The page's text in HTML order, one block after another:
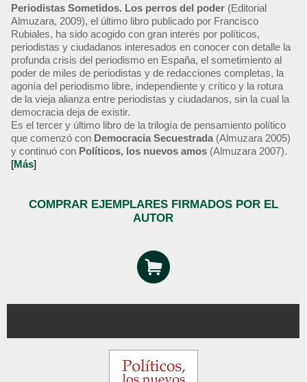
Periodistas Sometidos. Los perros del poder (Editorial
Almuzara, 2009), el último libro publicado por Francisco
Rubiales, ha sido acogido con gran interés por políticos,
periodistas y ciudadanos interesados en conocer con detalle la
profunda crisis del periodismo en España, el sometimiento al
poder de miles de periodistas y de redacciones completas, la
agonía del periodismo libre, independiente y crítico y la rotura
de la vieja alianza entre periodistas y ciudadanos, sin la cual la
democracia deja de existir.
Es el tercer y último libro de la trilogía de pensamiento político
que comenzó con Democracia Secuestrada (Almuzara 2005)
y continuó con Políticos, los nuevos amos (Almuzara 2007).
[Más]
COMPRAR EJEMPLARES FIRMADOS POR EL
AUTOR